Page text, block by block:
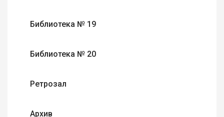
Библиотека № 19
Библиотека № 20
Ретрозал
Архив